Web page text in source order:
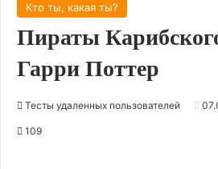
Кто ты, какая ты?
Пираты
Гарри Поттер
Тесты удаленных пользователей
109